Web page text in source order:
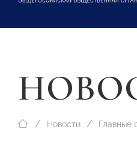
Новости Главные